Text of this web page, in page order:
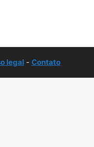
legal- Contato